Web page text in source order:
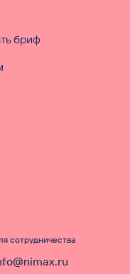
бриф
сотрудничества